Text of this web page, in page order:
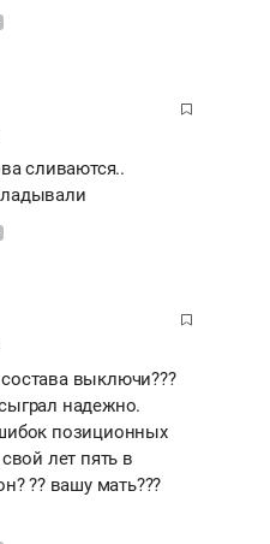
сливаются..
выключи???
надежно.
позиционных
лет пять в
?? вашу мать???